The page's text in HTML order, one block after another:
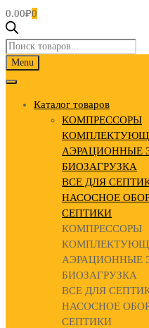
0.00₽0
Поиск
товаров
Skip
Menu
Каталог товаров
КОМПРЕССОРЫ
АЭРАЦИОННЫЕ
БИОЗАГРУЗКА
ВСЕ ДЛЯ
НАСОСНОЕ
СЕПТИКИ
КОМПРЕССОРЫ
АЭРАЦИОННЫЕ
БИОЗАГРУЗКА
ВСЕ ДЛЯ
НАСОСНОЕ
СЕПТИКИ